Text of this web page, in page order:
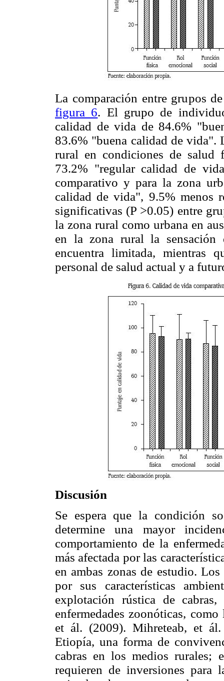
La comparación entre grupos
figura 6. El grupo de
calidad de vida de 84.6%
83.6% "buena calidad de vida".
rural en condiciones de salud
73.2% "regular calidad de
comparativo y para la zona
calidad de vida", 9.5% menos
significativas (P >0.05) entre
la zona rural como urbana en
en la zona rural la sensación
encuentra limitada, mientras
personal de salud actual y a
Discusión
Se espera que la condición
determine una mayor
comportamiento de la
más afectada por las
en ambas zonas de estudio.
por sus características
explotación rústica de
enfermedades zoonóticas,
et ál. (2009). Mihreteab, et
Etiopía, una forma de
cabras en los medios rurales;
requieren de inversiones